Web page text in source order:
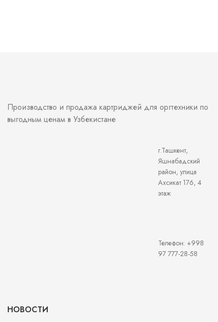
Производство и продажа картриджей для оргтехники по
выгодным ценам в Узбекистане
г.Ташкент,
Яшнабадский
район, улица
Ахсикат 176, 4
этаж
Телефон: +998
97 777-28-58
НОВОСТИ